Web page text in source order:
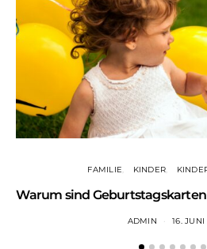
FAMILIE KINDER
Warum sind
ADMIN 16.